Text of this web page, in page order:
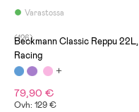
Varastossa
(126)
Beckmann Classic Reppu 22L,
Racing
79,90 €
Ovh: 129 €